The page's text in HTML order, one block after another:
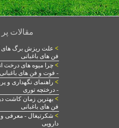
مقالات پر
> علت ریزش برگ های
فن های باغبانی
> چرا میوه های درخت
- فوت و فن های باغبانی
> راهنمای نگهداری و
- درختچه توری
> بهترین زمان کاشت
فن های باغبانی
> شکرتیغال - معرفی
دارویی